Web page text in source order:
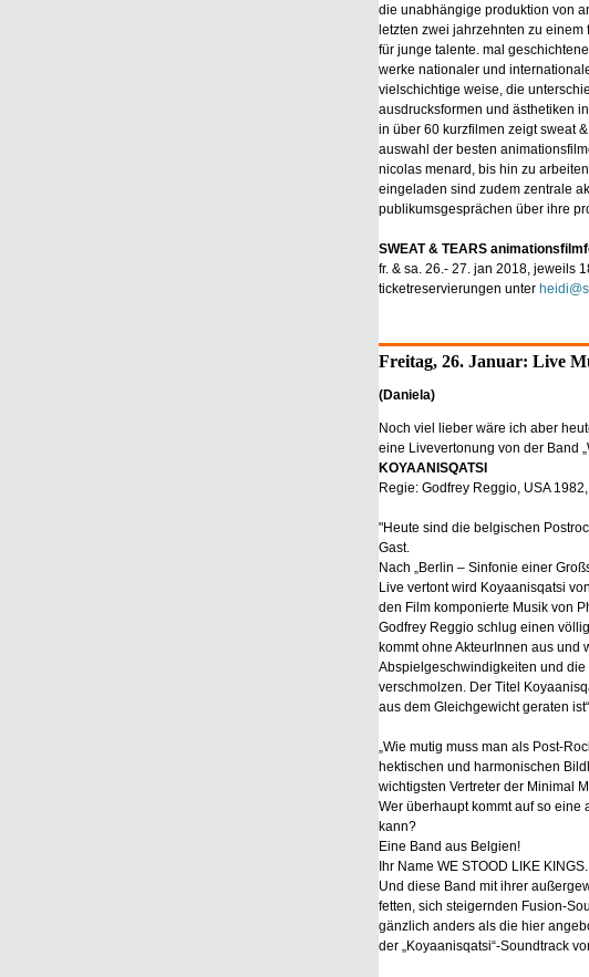
die unabhängige produktion von
letzten zwei jahrzehnten zu
für junge talente. mal
werke nationaler und
vielschichtige weise, die
ausdrucksformen und ästhetiken
in über 60 kurzfilmen zeigt sweat
auswahl der besten
nicolas menard, bis hin zu
eingeladen sind zudem zentrale
publikumsgesprächen über ihre
SWEAT & TEARS
fr. & sa. 26.- 27. jan 2018, jeweils
ticketreservierungen unter
Freitag, 26. Januar: Live
(Daniela)
Noch viel lieber wäre ich aber
eine Livevertonung von der Band
KOYAANISQATSI
Regie: Godfrey Reggio, USA
"Heute sind die belgischen
Gast.
Nach „Berlin – Sinfonie einer
Live vertont wird Koyaanisqatsi
den Film komponierte Musik von
Godfrey Reggio schlug einen
kommt ohne AkteurInnen aus
Abspielgeschwindigkeiten und
verschmolzen. Der Titel
aus dem Gleichgewicht geraten
„Wie mutig muss man als Post-
hektischen und harmonischen
wichtigsten Vertreter der Minimal
Wer überhaupt kommt auf so
kann?
Eine Band aus Belgien!
Ihr Name WE STOOD LIKE KINGS.
Und diese Band mit ihrer
fetten, sich steigernden Fusion-
gänzlich anders als die hier
der „Koyaanisqatsi“-Soundtrack